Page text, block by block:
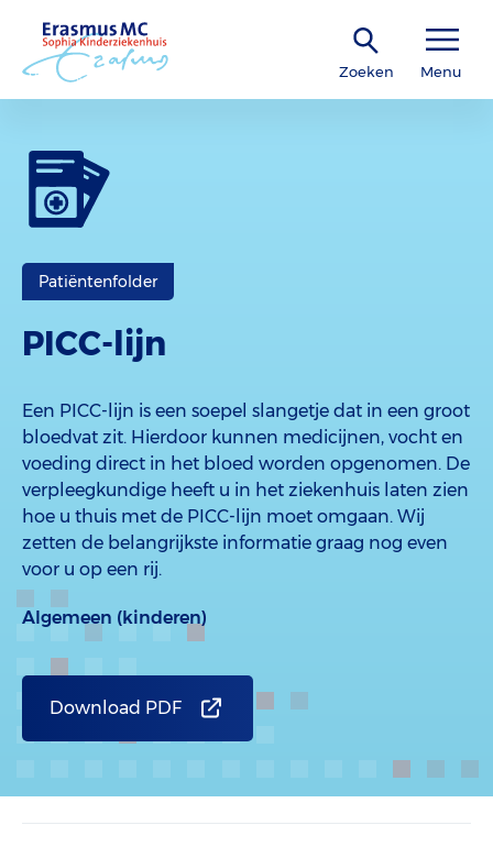
Zoeken Menu
Patiëntenfolder
PICC-lijn
Een PICC-lijn is een soepel slangetje dat in een groot
bloedvat zit. Hierdoor kunnen medicijnen, vocht en
voeding direct in het bloed worden opgenomen. De
verpleegkundige heeft u in het ziekenhuis laten zien
hoe u thuis met de PICC-lijn moet omgaan. Wij
zetten de belangrijkste informatie graag nog even
voor u op een rij.
Algemeen (kinderen)
Download PDF